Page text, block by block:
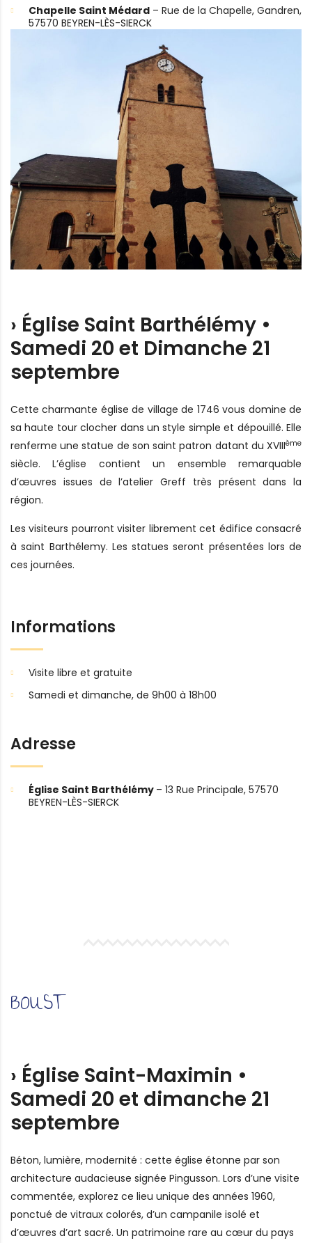
Chapelle Saint Médard – Rue de la Chapelle, Gandren,
57570 BEYREN-LÈS-SIERCK
› Église Saint Barthélémy •
Samedi 20 et Dimanche 21
septembre
Cette charmante église de village de 1746 vous domine de
sa haute tour clocher dans un style simple et dépouillé. Elle
renferme une statue de son saint patron datant du XVIIIème
siècle. L’église contient un ensemble remarquable
d’œuvres issues de l’atelier Greff très présent dans la
région.
Les visiteurs pourront visiter librement cet édifice consacré
à saint Barthélemy. Les statues seront présentées lors de
ces journées.
Informations
Visite libre et gratuite
Samedi et dimanche, de 9h00 à 18h00
Adresse
Église Saint Barthélémy – 13 Rue Principale, 57570
BEYREN-LÈS-SIERCK
BOUST
› Église Saint-Maximin •
Samedi 20 et dimanche 21
septembre
Béton, lumière, modernité : cette église étonne par son
architecture audacieuse signée Pingusson. Lors d’une visite
commentée, explorez ce lieu unique des années 1960,
ponctué de vitraux colorés, d’un campanile isolé et
d’œuvres d’art sacré. Un patrimoine rare au cœur du pays